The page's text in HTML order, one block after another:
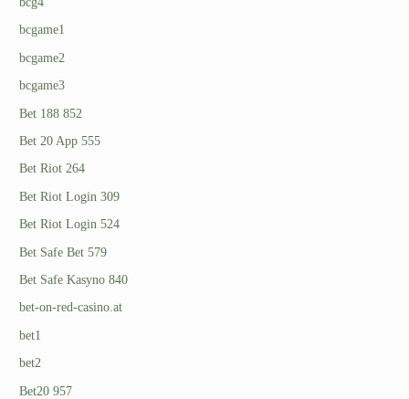
bcgame1
bcgame2
bcgame3
Bet 188 852
Bet 20 App 555
Bet Riot 264
Bet Riot Login 309
Bet Riot Login 524
Bet Safe Bet 579
Bet Safe Kasyno 840
bet-on-red-casino.at
bet1
bet2
Bet20 957